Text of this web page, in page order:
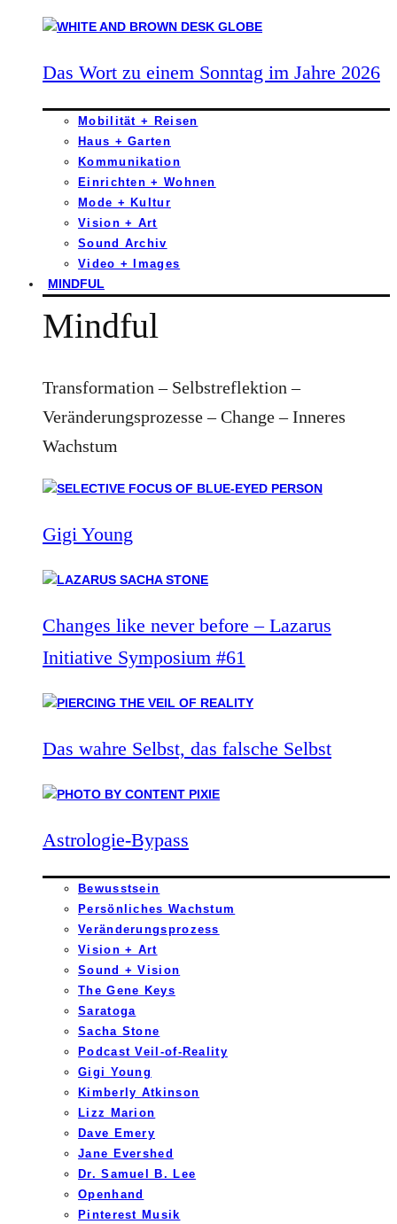
Das Wort zu einem Sonntag im Jahre 2026
Mobilität + Reisen
Haus + Garten
Kommunikation
Einrichten + Wohnen
Mode + Kultur
Vision + Art
Sound Archiv
Video + Images
MINDFUL
Mindful
Transformation – Selbstreflektion –
Veränderungsprozesse – Change – Inneres
Wachstum
Gigi Young
Changes like never before – Lazarus
Initiative Symposium #61
Das wahre Selbst, das falsche Selbst
Astrologie-Bypass
Bewusstsein
Persönliches Wachstum
Veränderungsprozess
Vision + Art
Sound + Vision
The Gene Keys
Saratoga
Sacha Stone
Podcast Veil-of-Reality
Gigi Young
Kimberly Atkinson
Lizz Marion
Dave Emery
Jane Evershed
Dr. Samuel B. Lee
Openhand
Pinterest Musik